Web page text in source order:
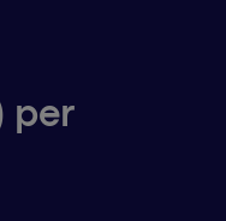
per